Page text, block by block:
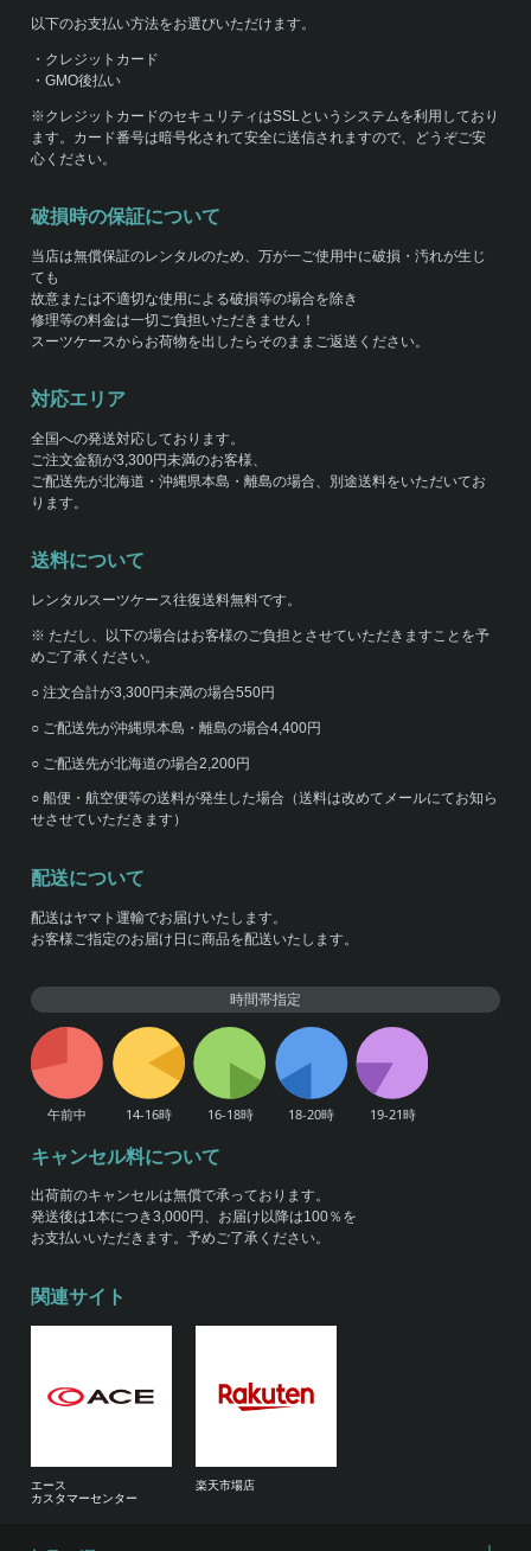
以下のお支払い方法をお選びいただけます。
・クレジットカード
・GMO後払い
※クレジットカードのセキュリティはSSLというシステムを利用しており
ます。カード番号は暗号化されて安全に送信されますので、どうぞご安
心ください。
破損時の保証について
当店は無償保証のレンタルのため、万が一ご使用中に破損・汚れが生じ
ても
故意または不適切な使用による破損等の場合を除き
修理等の料金は一切ご負担いただきません！
スーツケースからお荷物を出したらそのままご返送ください。
対応エリア
全国への発送対応しております。
ご注文金額が3,300円未満のお客様、
ご配送先が北海道・沖縄県本島・離島の場合、別途送料をいただいてお
ります。
送料について
レンタルスーツケース往復送料無料です。
※ ただし、以下の場合はお客様のご負担とさせていただきますことを予
めご了承ください。
○ 注文合計が3,300円未満の場合550円
○ ご配送先が沖縄県本島・離島の場合4,400円
○ ご配送先が北海道の場合2,200円
○ 船便・航空便等の送料が発生した場合（送料は改めてメールにてお知ら
せさせていただきます）
配送について
配送はヤマト運輸でお届けいたします。
お客様ご指定のお届け日に商品を配送いたします。
時間帯指定
キャンセル料について
出荷前のキャンセルは無償で承っております。
発送後は1本につき3,000円、お届け以降は100％を
お支払いいただきます。予めご了承ください。
関連サイト
エース
カスタマーセンター
楽天市場店